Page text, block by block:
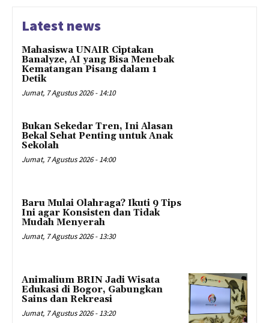
Latest news
Mahasiswa UNAIR Ciptakan
Banalyze, AI yang Bisa Menebak
Kematangan Pisang dalam 1
Detik
Jumat, 7 Agustus 2026 - 14:10
Bukan Sekedar Tren, Ini Alasan
Bekal Sehat Penting untuk Anak
Sekolah
Jumat, 7 Agustus 2026 - 14:00
Baru Mulai Olahraga? Ikuti 9 Tips
Ini agar Konsisten dan Tidak
Mudah Menyerah
Jumat, 7 Agustus 2026 - 13:30
Animalium BRIN Jadi Wisata
Edukasi di Bogor, Gabungkan
Sains dan Rekreasi
Jumat, 7 Agustus 2026 - 13:20